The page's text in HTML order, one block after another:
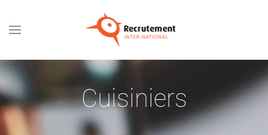
Passer au contenu principal
Cuisiniers